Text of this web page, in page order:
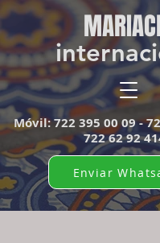
Móvil:722 395 00 09 -
722 62 92
Enviar